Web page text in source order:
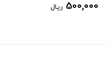
500,000 ریال